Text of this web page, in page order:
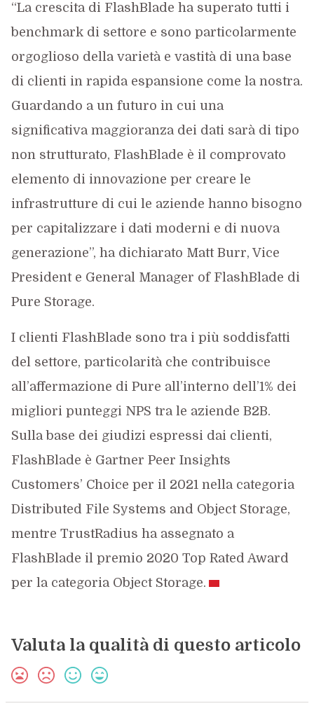
“La crescita di FlashBlade ha superato tutti i
benchmark di settore e sono particolarmente
orgoglioso della varietà e vastità di una base
di clienti in rapida espansione come la nostra.
Guardando a un futuro in cui una
significativa maggioranza dei dati sarà di tipo
non strutturato, FlashBlade è il comprovato
elemento di innovazione per creare le
infrastrutture di cui le aziende hanno bisogno
per capitalizzare i dati moderni e di nuova
generazione”, ha dichiarato Matt Burr, Vice
President e General Manager of FlashBlade di
Pure Storage.
I clienti FlashBlade sono tra i più soddisfatti
del settore, particolarità che contribuisce
all’affermazione di Pure all’interno dell’1% dei
migliori punteggi NPS tra le aziende B2B.
Sulla base dei giudizi espressi dai clienti,
FlashBlade è Gartner Peer Insights
Customers’ Choice per il 2021 nella categoria
Distributed File Systems and Object Storage,
mentre TrustRadius ha assegnato a
FlashBlade il premio 2020 Top Rated Award
per la categoria Object Storage.
Valuta la qualità di questo articolo